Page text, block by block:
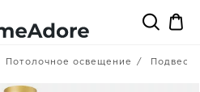
Потолочное освещение